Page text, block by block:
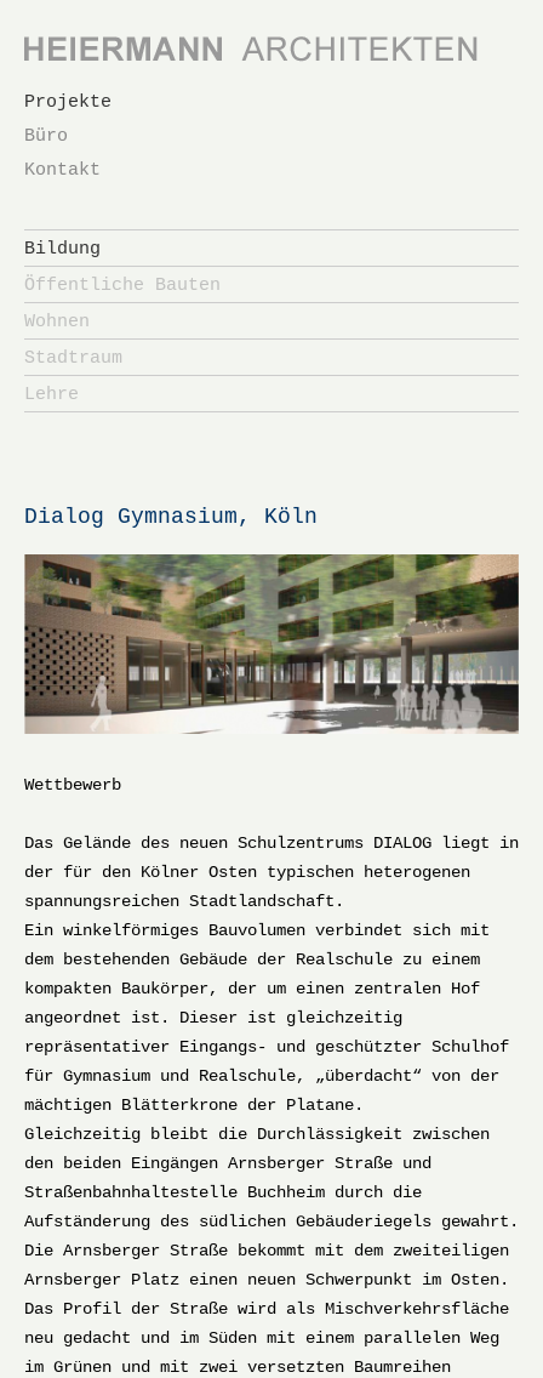
Navigation
überspringen
Projekte
Büro
Kontakt
Navigation
überspringen
Bildung
Öffentliche Bauten
Wohnen
Stadtraum
Lehre
Dialog Gymnasium, Köln
Wettbewerb
Das Gelände des neuen Schulzentrums DIALOG liegt in
der für den Kölner Osten typischen heterogenen
spannungsreichen Stadtlandschaft.
Ein winkelförmiges Bauvolumen verbindet sich mit
dem bestehenden Gebäude der Realschule zu einem
kompakten Baukörper, der um einen zentralen Hof
angeordnet ist. Dieser ist gleichzeitig
repräsentativer Eingangs- und geschützter Schulhof
für Gymnasium und Realschule, „überdacht“ von der
mächtigen Blätterkrone der Platane.
Gleichzeitig bleibt die Durchlässigkeit zwischen
den beiden Eingängen Arnsberger Straße und
Straßenbahnhaltestelle Buchheim durch die
Aufständerung des südlichen Gebäuderiegels gewahrt.
Die Arnsberger Straße bekommt mit dem zweiteiligen
Arnsberger Platz einen neuen Schwerpunkt im Osten.
Das Profil der Straße wird als Mischverkehrsfläche
neu gedacht und im Süden mit einem parallelen Weg
im Grünen und mit zwei versetzten Baumreihen